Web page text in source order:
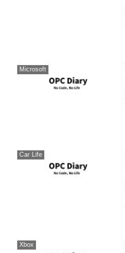
Microsoft
Car Life
Xbox